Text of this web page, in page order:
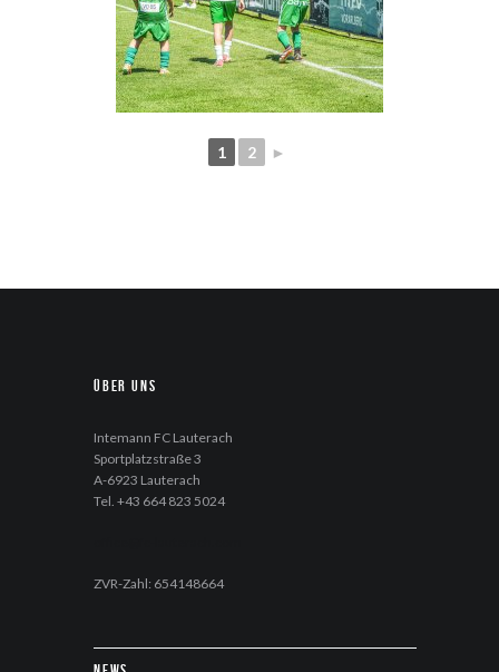
1 2 ►
Über uns
Intemann FC Lauterach
Sportplatzstraße 3
A-6923 Lauterach
Tel. +43 664 823 5024
ZVR-Zahl: 654148664